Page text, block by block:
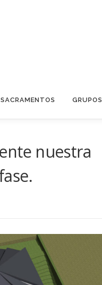
SACRAMENTOS GRUPOS
nuestra